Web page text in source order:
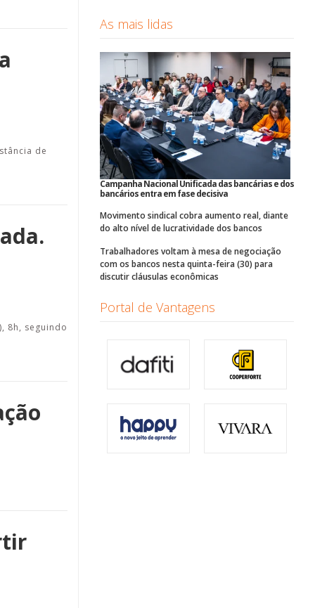
de
8h, seguindo
As mais lidas
Campanha Nacional Unificada das bancárias e dos
bancários entra em fase decisiva
Movimento sindical cobra aumento real, diante
do alto nível de lucratividade dos bancos
Trabalhadores voltam à mesa de negociação
com os bancos nesta quinta-feira (30) para
discutir cláusulas econômicas
Portal de Vantagens